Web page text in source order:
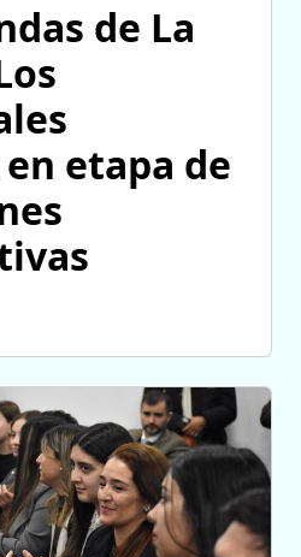
de La
etapa de